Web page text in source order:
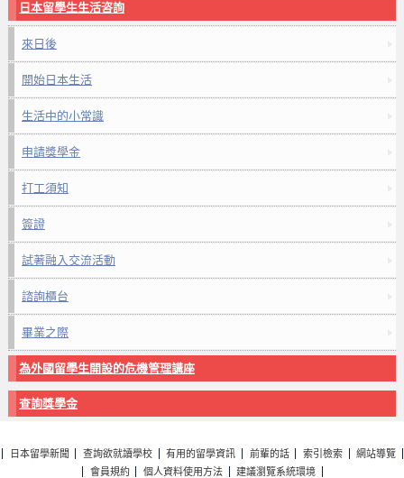
日本留學生生活咨詢
來日後
開始日本生活
生活中的小常識
申請獎學金
打工須知
簽證
試著融入交流活動
諮詢櫃台
畢業之際
為外國留學生開設的危機管理講座
查詢獎學金
日本留學新聞 查詢欲就讀學校 有用的留學資訊 前輩的話 索引檢索
網站導覽
會員規約
個人資料使用方法 建議瀏覽系統環境